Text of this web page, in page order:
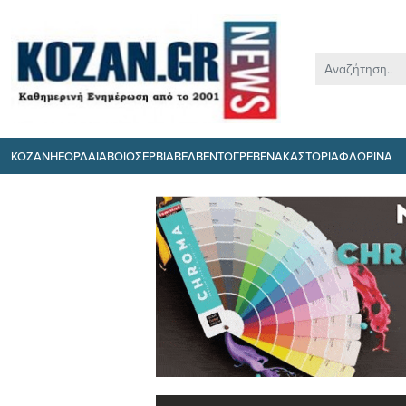
ΚΟΖΑΝΗΕΟΡΔΑΙΑΒΟΙΟΣΕΡΒΙΑΒΕΛΒΕΝΤΟΓΡΕΒΕΝΑΚΑΣΤΟΡΙΑΦΛΩΡΙΝΑ